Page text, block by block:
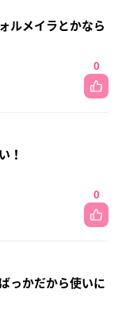
ルメイラとかなら
0
！
0
っかだから使いに